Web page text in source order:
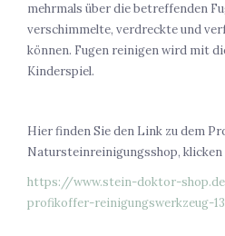
mehrmals über die betreffenden
verschimmelte, verdreckte und
können. Fugen reinigen wird mit
Kinderspiel.
Hier finden Sie den Link zu dem
Natursteinreinigungsshop, klicken
https://www.stein-doktor-
profikoffer-reinigungswerkzeug-